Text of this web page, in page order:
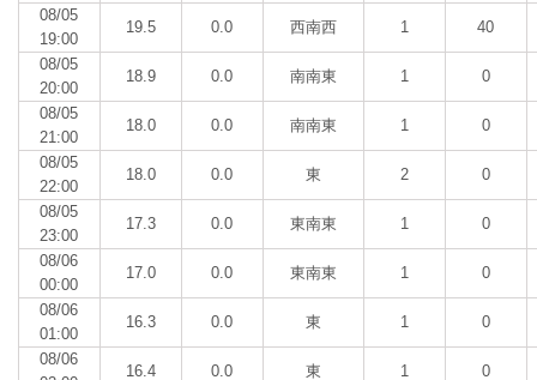
08/05
19:00
19.5 0.0 西南西 1 40
08/05
20:00
18.9 0.0 南南東 1 0
08/05
21:00
18.0 0.0 南南東 1 0
08/05
22:00
18.0 0.0 東 2 0
08/05
23:00
17.3 0.0 東南東 1 0
08/06
00:00
17.0 0.0 東南東 1 0
08/06
01:00
16.3 0.0 東 1 0
08/06
16.4 0.0 東 1 0